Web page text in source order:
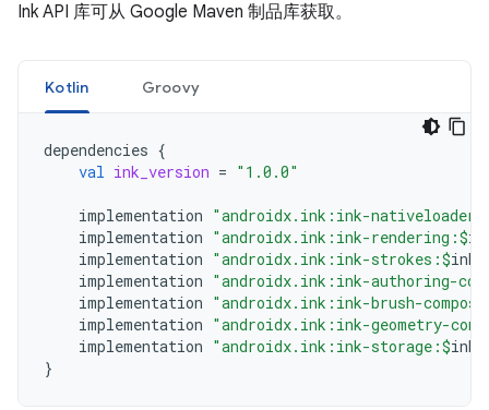
Ink API 库可从 Google Maven 制品库获取。
Kotlin Groovy
dependencies {
val ink_version = "1.0.0"
implementation "androidx.ink:ink-nativeloader:
implementation "androidx.ink:ink-rendering:$
implementation "androidx.ink:ink-strokes:$
implementation "androidx.ink:ink-authoring-
implementation "androidx.ink:ink-brush-
implementation "androidx.ink:ink-geometry-
implementation "androidx.ink:ink-storage:$
}